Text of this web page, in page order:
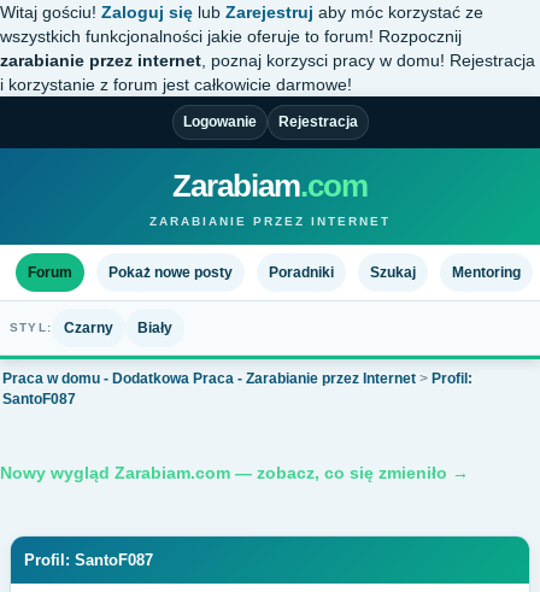
Witaj gościu! Zaloguj się lub Zarejestruj aby móc korzystać ze
wszystkich funkcjonalności jakie oferuje to forum! Rozpocznij
zarabianie przez internet , poznaj korzysci pracy w domu! Rejestracja
i korzystanie z forum jest całkowicie darmowe!
Logowanie Rejestracja
Zarabiam.com
ZARABIANIE PRZEZ INTERNET
Forum Pokaż nowe posty Poradniki Szukaj Mentoring
STYL: Czarny Biały
Praca w domu - Dodatkowa Praca - Zarabianie przez Internet > Profil:
SantoF087
Nowy wygląd Zarabiam.com — zobacz, co się zmieniło →
Profil: SantoF087